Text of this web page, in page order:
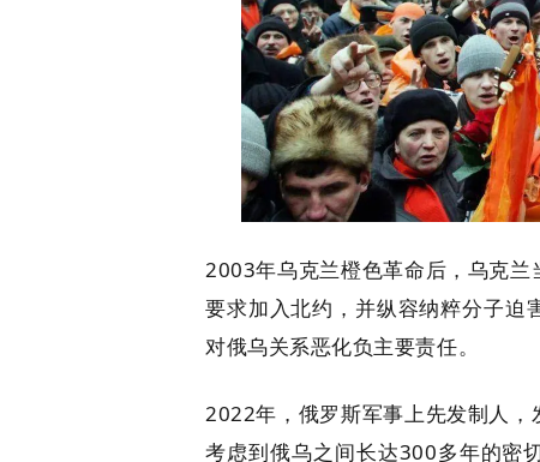
2003年乌克兰橙色革命后，乌克
要求加入北约，并纵容纳粹分子迫
对俄乌关系恶化负主要责任。
2022年，俄罗斯军事上先发制人，
考虑到俄乌之间长达300多年的密